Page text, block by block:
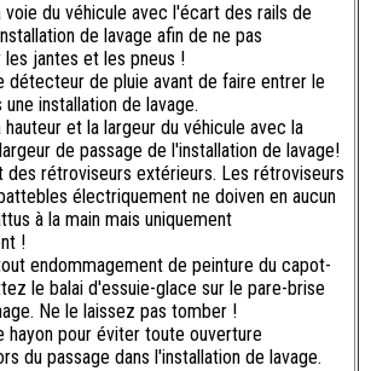
voie du véhicule avec l'écart des rails de
de lavage afin de ne pas
les jantes et les pneus !
détecteur de pluie avant de faire entrer le
une installation de lavage.
et la largeur du véhicule avec la
de passage de l'installation de lavage!
des rétroviseurs extérieurs. Les rétroviseurs
électriquement ne doiven en aucun
à la main mais uniquement
!
endommagement de peinture du capot-
le balai d'essuie-glace sur le pare-brise
Ne le laissez pas tomber !
hayon pour éviter toute ouverture
du passage dans l'installation de lavage.